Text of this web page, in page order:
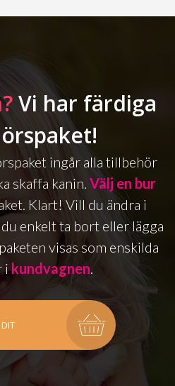
Vi har färdiga
ingår alla tillbehör
skaffa kanin. Välj en bur
Klart! Vill du ändra i
enkelt ta bort eller lägga
visas som enskilda
ikundvagnen